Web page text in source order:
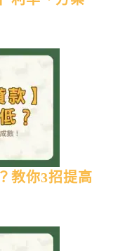
教你3招提高